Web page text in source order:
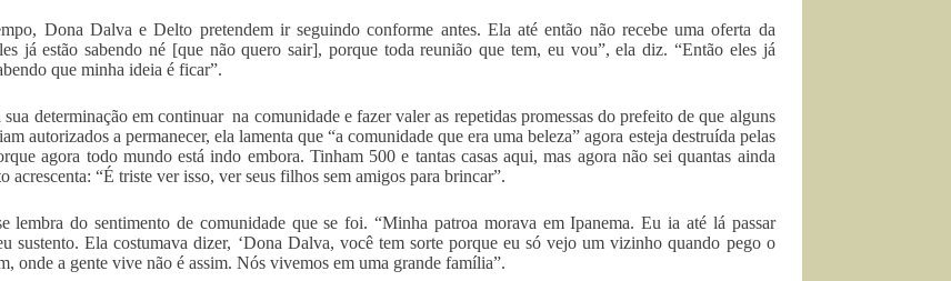
Dona Dalva e Delto pretendem ir seguindo conforme antes. Ela até então não recebe uma oferta da
já estão sabendo né [que não quero sair], porque toda reunião que tem, eu vou”, ela diz. “Então eles já
que minha ideia é ficar”.
sua determinação em continuar na comunidade e fazer valer as repetidas promessas do prefeito de que alguns
autorizados a permanecer, ela lamenta que “a comunidade que era uma beleza” agora esteja destruída pelas
agora todo mundo está indo embora. Tinham 500 e tantas casas aqui, mas agora não sei quantas ainda
acrescenta: “É triste ver isso, ver seus filhos sem amigos para brincar”.
lembra do sentimento de comunidade que se foi. “Minha patroa morava em Ipanema. Eu ia até lá passar
sustento. Ela costumava dizer, ‘Dona Dalva, você tem sorte porque eu só vejo um vizinho quando pego o
onde a gente vive não é assim. Nós vivemos em uma grande família”.